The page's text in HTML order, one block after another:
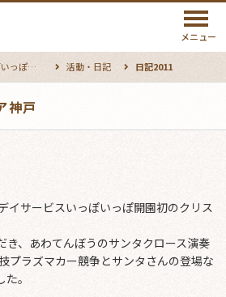
メニュー
っぽ」 活動・日記 日記2011
神戸
イサービスいっぽいっぽ開園初のクリス
き、あわてんぼうのサンタクロース演奏
プラズマカー競争とサンタさんの登場な
。